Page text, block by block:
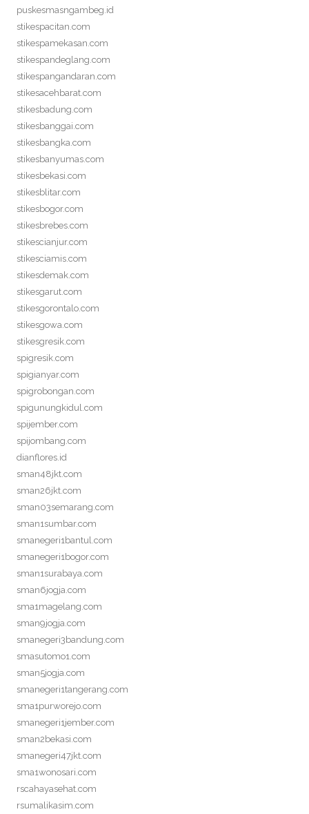
puskesmasngambeg.id
stikespacitan.com
stikespamekasan.com
stikespandeglang.com
stikespangandaran.com
stikesacehbarat.com
stikesbadung.com
stikesbanggai.com
stikesbangka.com
stikesbanyumas.com
stikesbekasi.com
stikesblitar.com
stikesbogor.com
stikesbrebes.com
stikescianjur.com
stikesciamis.com
stikesdemak.com
stikesgarut.com
stikesgorontalo.com
stikesgowa.com
stikesgresik.com
spigresik.com
spigianyar.com
spigrobongan.com
spigunungkidul.com
spijember.com
spijombang.com
dianflores.id
sman48jkt.com
sman26jkt.com
sman03semarang.com
sman1sumbar.com
smanegeri1bantul.com
smanegeri1bogor.com
sman1surabaya.com
sman6jogja.com
sma1magelang.com
sman9jogja.com
smanegeri3bandung.com
smasutomo1.com
sman5jogja.com
smanegeri1tangerang.com
sma1purworejo.com
smanegeri1jember.com
sman2bekasi.com
smanegeri47jkt.com
sma1wonosari.com
rscahayasehat.com
rsumalikasim.com